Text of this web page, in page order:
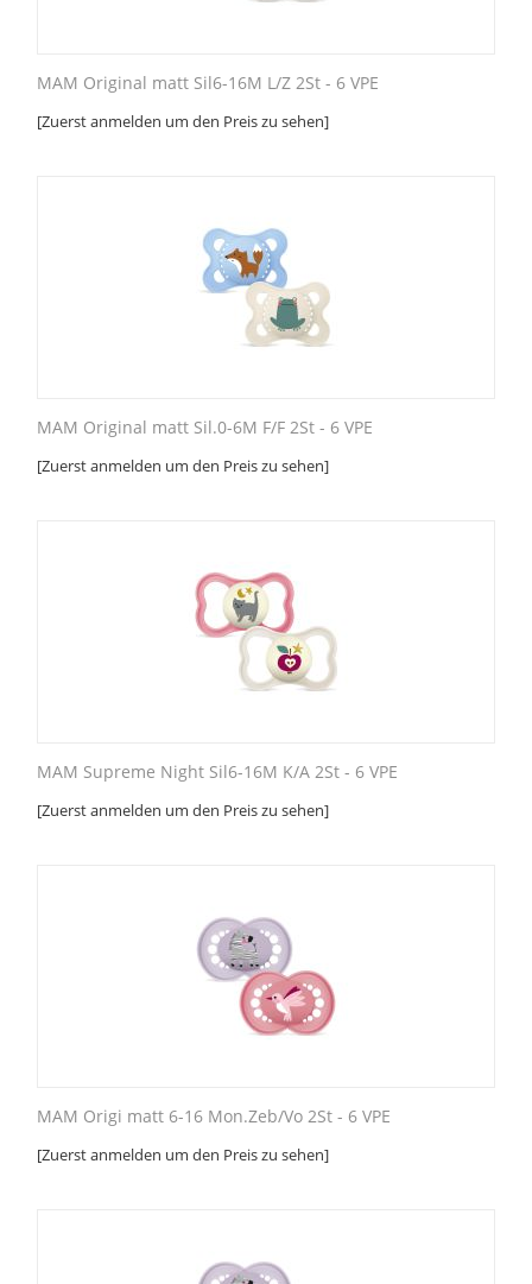
MAM Original matt Sil6-16M L/Z 2St - 6 VPE
[Zuerst anmelden um den Preis zu sehen]
MAM Original matt Sil.0-6M F/F 2St - 6 VPE
[Zuerst anmelden um den Preis zu sehen]
MAM Supreme Night Sil6-16M K/A 2St - 6 VPE
[Zuerst anmelden um den Preis zu sehen]
MAM Origi matt 6-16 Mon.Zeb/Vo 2St - 6 VPE
[Zuerst anmelden um den Preis zu sehen]